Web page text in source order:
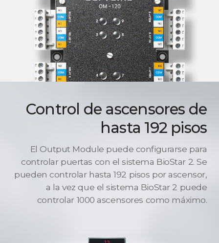
Control de ascensores de
hasta 192 pisos
El Output Module puede configurarse para
controlar puertas con el sistema BioStar 2. Se
pueden controlar hasta 192 pisos por ascensor,
a la vez que el sistema BioStar 2 puede
controlar 1000 ascensores como máximo.